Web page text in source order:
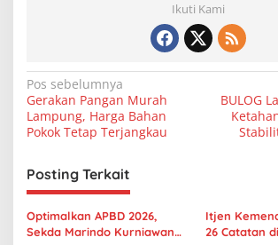
Ikuti Kami
N
a
v
i
g
a
s
Pos sebelumnya
Gerakan Pangan Murah
Lampung, Harga Bahan
Pokok Tetap Terjangkau
BULOG
Posting Terkait
Optimalkan APBD 2026,
Sekda Marindo Kurniawan
Itjen
26 Catatan